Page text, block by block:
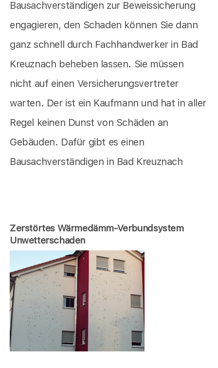
Bausachverständigen zur Beweissicherung
engagieren, den Schaden können Sie dann
ganz schnell durch Fachhandwerker in Bad
Kreuznach beheben lassen. Sie müssen
nicht auf einen Versicherungsvertreter
warten. Der ist ein Kaufmann und hat in aller
Regel keinen Dunst von Schäden an
Gebäuden. Dafür gibt es einen
Bausachverständigen in Bad Kreuznach
Zerstörtes Wärmedämm-Verbundsystem
Unwetterschaden